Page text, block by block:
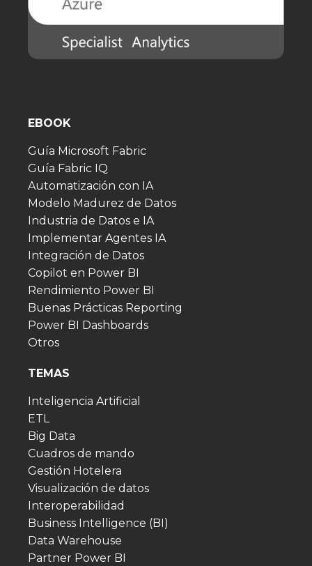
EBOOK
Guía Microsoft Fabric
Guía Fabric IQ
Automatización con IA
Modelo Madurez de Datos
Industria de Datos e IA
Implementar Agentes IA
Integración de Datos
Copilot en Power BI
Rendimiento Power BI
Buenas Prácticas Reporting
Power BI Dashboards
Otros
TEMAS
Inteligencia Artificial
ETL
Big Data
Cuadros de mando
Gestión Hotelera
Visualización de datos
Interoperabilidad
Business Intelligence (BI)
Data Warehouse
Partner Power BI